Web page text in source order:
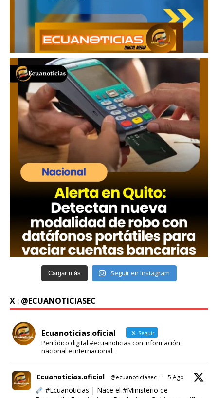
Cargar más Seguir en Instagram
X : @ECUANOTICIASEC
Ecuanoticias.oficial Seguir
Periódico digital #ecuanoticias con información
nacional e internacional.
Ecuanoticias.oficial @ecuanoticiasec · 5 Ago
#Ecuanoticias | Nace el #Ministerio de